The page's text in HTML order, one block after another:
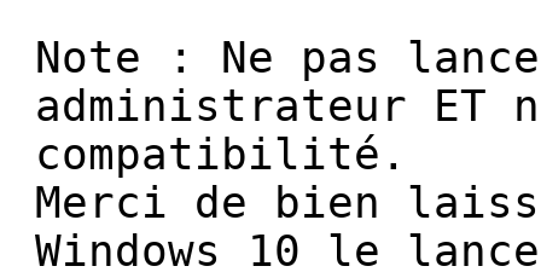
Note : Ne pas
administrateur ET
compatibilité.
Merci de bien
Windows 10 le